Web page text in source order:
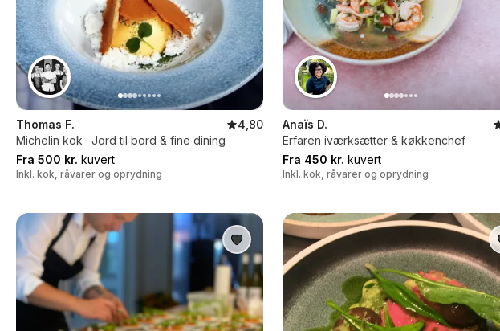
Thomas F.
4,80
Michelin kok · Jord til bord & fine dining
Fra 500 kr. kuvert
Inkl. kok, råvarer og oprydning
Anaïs D.
Erfaren iværksætter & køkkenchef
Fra 450 kr. kuvert
Inkl. kok, råvarer og oprydning